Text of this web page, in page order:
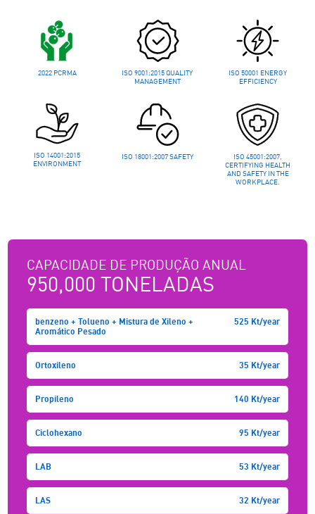
SELECIONE UM
2022 PCRMA
ISO 9001:2015 QUALITY
MANAGEMENT
ISO 50001 ENERGY
EFFICIENCY
ISO 14001:2015
ENVIRONMENT
ISO 18001:2007 SAFETY
ISO 45001:2007,
CERTIFYING HEALTH
AND SAFETY IN THE
WORKPLACE.
CAPACIDADE DE PRODUÇÃO ANUAL
950,000 TONELADAS
benzeno + Tolueno + Mistura de Xileno +
Aromático Pesado
525 Kt/year
Ortoxileno 35 Kt/year
Propileno 140 Kt/year
Ciclohexano 95 Kt/year
LAB 53 Kt/year
LAS 32 Kt/year